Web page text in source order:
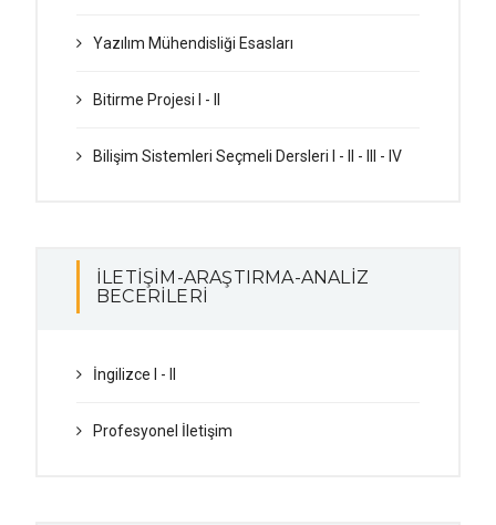
Yazılım Mühendisliği Esasları
Bitirme Projesi I - II
Bilişim Sistemleri Seçmeli Dersleri I - II - III - IV
İLETİŞİM-ARAŞTIRMA-ANALİZ
BECERİLERİ
İngilizce I - II
Profesyonel İletişim